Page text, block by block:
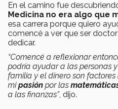
En el camino fue
Medicina no era algo que
esa carrera porque quiero
comencé a ver que ser
dedicar.
“Comencé a reflexionar
podría ayudar a las personas
familia y el dinero son
mipasión por las
a las finanzas”, dijo.